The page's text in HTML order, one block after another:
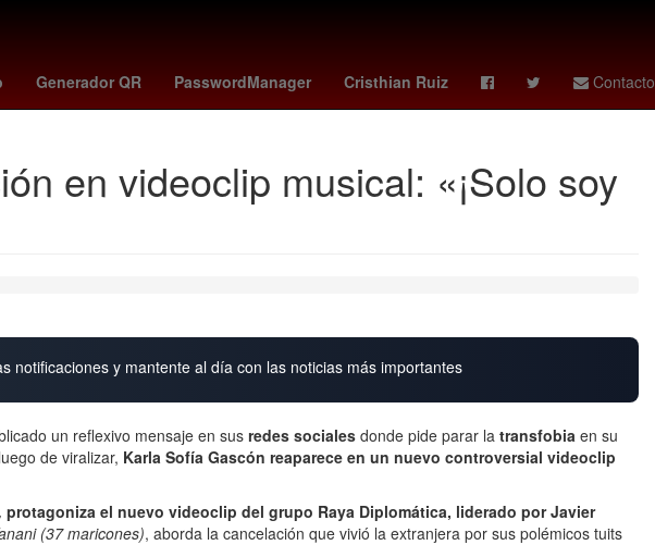
Generador QR PasswordManager Cristhian Ruiz Contacto
santos vs recoleta coby white padres - angels trail blazers - suns
en videoclip musical: «¡Solo soy
notificaciones y mantente al día con las noticias más importantes
un reflexivo mensaje en sus redes sociales donde pide parar la transfobia en su
de viralizar, Karla Sofía Gascón reaparece en un nuevo controversial videoclip
protagoniza el nuevo videoclip del grupo Raya Diplomática, liderado por Javier
(37 maricones), aborda la cancelación que vivió la extranjera por sus polémicos tuits